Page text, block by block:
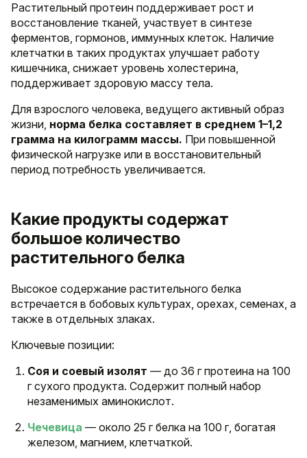
Растительный протеин поддерживает рост и
восстановление тканей, участвует в синтезе
ферментов, гормонов, иммунных клеток. Наличие
клетчатки в таких продуктах улучшает работу
кишечника, снижает уровень холестерина,
поддерживает здоровую массу тела.
Для взрослого человека, ведущего активный образ
жизни, норма белка составляет в среднем 1–1,2
грамма на килограмм массы. При повышенной
физической нагрузке или в восстановительный
период потребность увеличивается.
Какие продукты содержат
большое количество
растительного белка
Высокое содержание растительного белка
встречается в бобовых культурах, орехах, семенах, а
также в отдельных злаках.
Ключевые позиции:
Соя и соевый изолят — до 36 г протеина на 100
г сухого продукта. Содержит полный набор
незаменимых аминокислот.
Чечевица — около 25 г белка на 100 г, богатая
железом, магнием, клетчаткой.